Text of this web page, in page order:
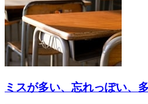
ミスが多い、忘れっぽい、